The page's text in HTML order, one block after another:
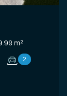
Villa 5 pièce(s) 4 chambre(s) 129.99 m²
2